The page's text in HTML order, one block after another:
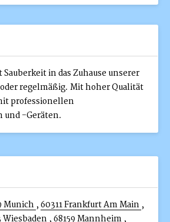
in das Zuhause unserer
regelmäßig. Mit hoher Qualität
professionellen
und -Geräten.
Munich , 60311 Frankfurt Am Main ,
Wiesbaden , 68159 Mannheim ,